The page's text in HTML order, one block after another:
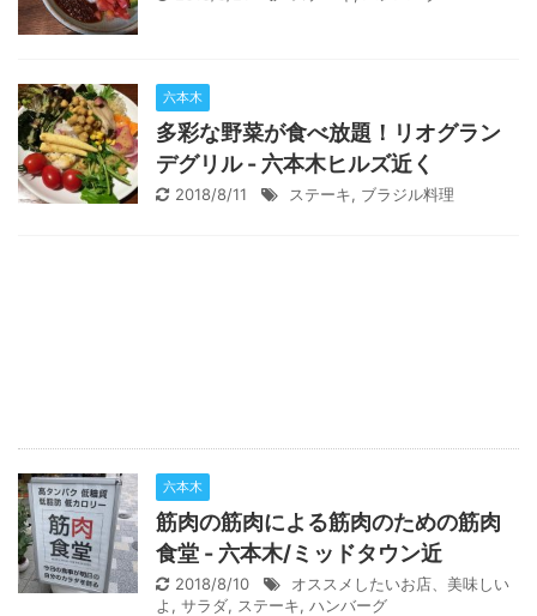
六本木
多彩な野菜が食べ放題！リオグラン
デグリル - 六本木ヒルズ近く
2018/8/11 ステーキ, ブラジル料理
六本木
筋肉の筋肉による筋肉のための筋肉
食堂 - 六本木/ミッドタウン近
2018/8/10
オススメしたいお店、美味しい
よ , サラダ, ステーキ, ハンバーグ